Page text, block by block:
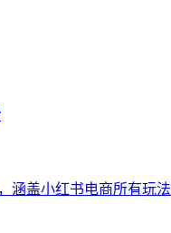
涵盖小红书电商所有玩法